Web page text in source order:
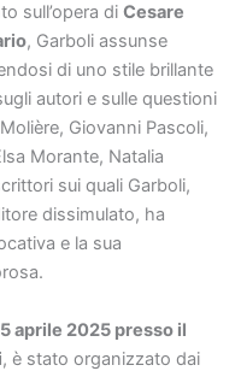
sull’opera di Cesare
, Garboli assunse
di uno stile brillante
autori e sulle questioni
Giovanni Pascoli,
Morante, Natalia
sui quali Garboli,
dissimulato, ha
e la sua
aprile 2025 presso il
, è stato organizzato dai